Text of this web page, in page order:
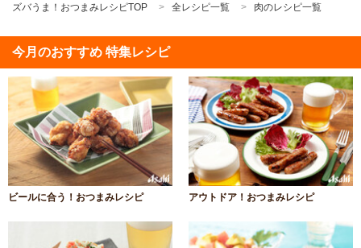
ズバうま！おつまみレシピTOP
全レシピ一覧 肉のレシピ一覧
今月のおすすめ 特集レシピ
ビールに合う！おつまみレシピ アウトドア！おつまみレシピ